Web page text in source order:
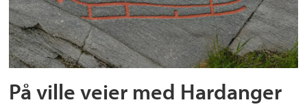
På ville veier med Hardanger